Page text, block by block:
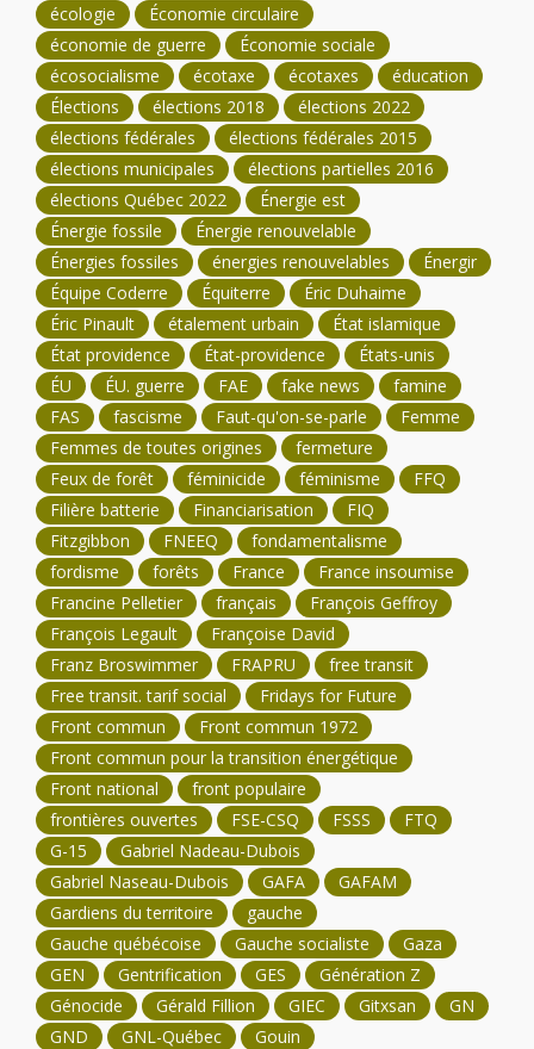
écologie
Économie circulaire
économie de guerre
Économie sociale
écosocialisme
écotaxe écotaxes
éducation
Élections
élections 2018
élections 2022
élections fédérales
élections fédérales 2015
élections municipales
élections partielles 2016
élections Québec 2022
Énergie est
Énergie fossile
Énergie renouvelable
Énergies fossiles
énergies renouvelables
Énergir
Équipe Coderre
Équiterre
Éric Duhaime
Éric Pinault
étalement urbain
État islamique
État providence
État-providence
États-unis
ÉU
ÉU. guerre FAE fake news
famine
FAS
fascisme Faut-qu'on-se-parle
Femme
Femmes de toutes origines
fermeture
Feux de forêt
féminicide féminisme
FFQ
Filière batterie
Financiarisation
FIQ
Fitzgibbon
FNEEQ
fondamentalisme
fordisme
forêts France
France insoumise
Francine Pelletier
français
François Geffroy
François Legault
Françoise David
Franz Broswimmer
FRAPRU
free transit
Free transit. tarif social
Fridays for Future
Front commun
Front commun 1972
Front commun pour la transition énergétique
Front national
front populaire
frontières ouvertes
FSE-CSQ FSSS
FTQ
G-15
Gabriel Nadeau-Dubois
Gabriel Naseau-Dubois
GAFA
GAFAM
Gardiens du territoire
gauche
Gauche québécoise
Gauche socialiste
Gaza
GEN
Gentrification GES
Génération Z
Génocide
Gérald Fillion GIEC Gitxsan
GN
GND
GNL-Québec
Gouin